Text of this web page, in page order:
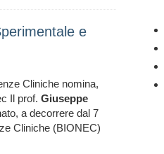
e
Cliniche nomina,
Il prof. Giuseppe
a decorrere dal 7
Cliniche (BIONEC)